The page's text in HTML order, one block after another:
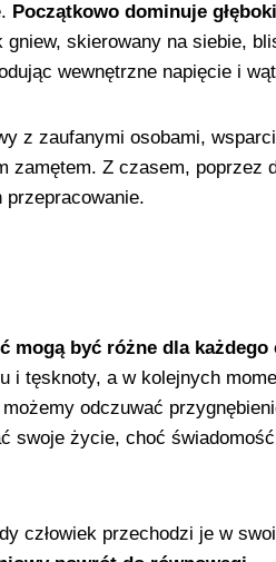
Początkowo dominuje
skierowany na siebie,
wewnętrzne napięcie i
z zaufanymi osobami,
zamętem. Z czasem, poprzez
przepracowanie.
być różne dla każdego
tęsknoty, a w kolejnych
odczuwać
swoje życie, choć
człowiek przechodzi je w